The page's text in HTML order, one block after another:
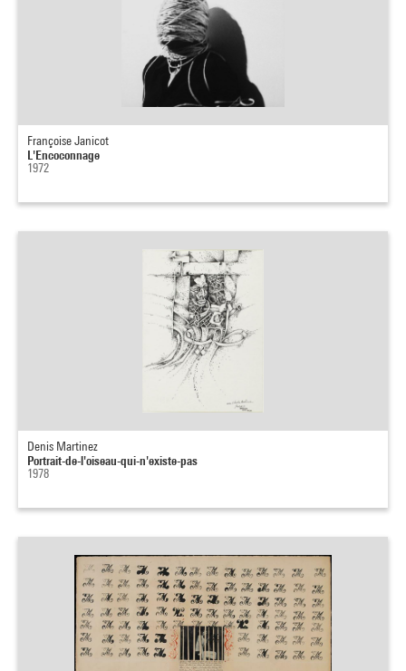
Françoise Janicot
L'Encoconnage
1972
Denis Martinez
Portrait-de-l'oiseau-qui-n'existe-pas
1978